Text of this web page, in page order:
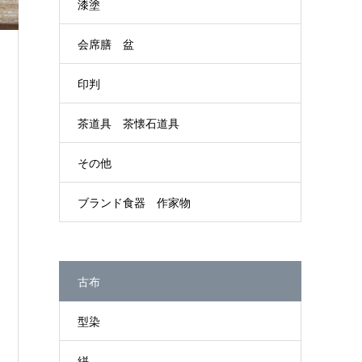
漆塗
会席膳 盆
印判
茶道具 茶懐石道具
その他
ブランド食器 作家物
古布
型染